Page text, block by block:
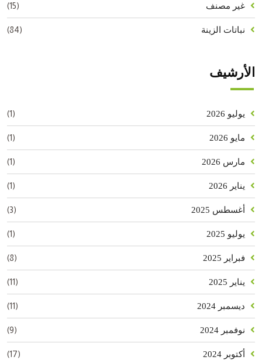
غير مصنف (15)
نباتات الزينة (84)
الأرشيف
يوليو 2026 (1)
مايو 2026 (1)
مارس 2026 (1)
يناير 2026 (1)
أغسطس 2025 (3)
يوليو 2025 (1)
فبراير 2025 (8)
يناير 2025 (11)
ديسمبر 2024 (11)
نوفمبر 2024 (9)
أكتوبر 2024 (17)